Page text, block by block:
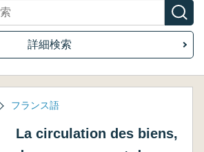
詳細検索
フランス語
La circulation des biens,